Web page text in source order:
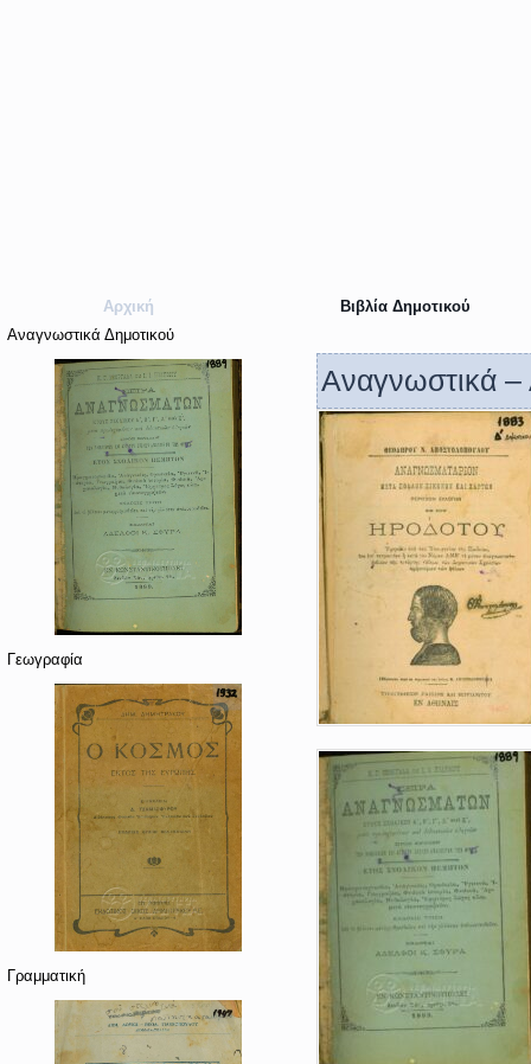
Αρχική
Βιβλία Δημοτικού
Αναγνωστικά Δημοτικού
Γεωγραφία
Γραμματική
Αναγνωστικά –